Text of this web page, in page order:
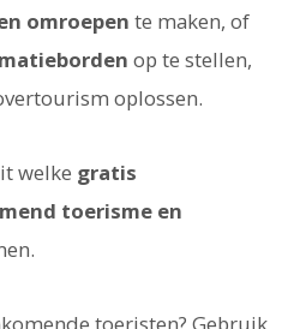
omroepen te maken, of
op te stellen,
oplossen.
welke gratis
toerisme en